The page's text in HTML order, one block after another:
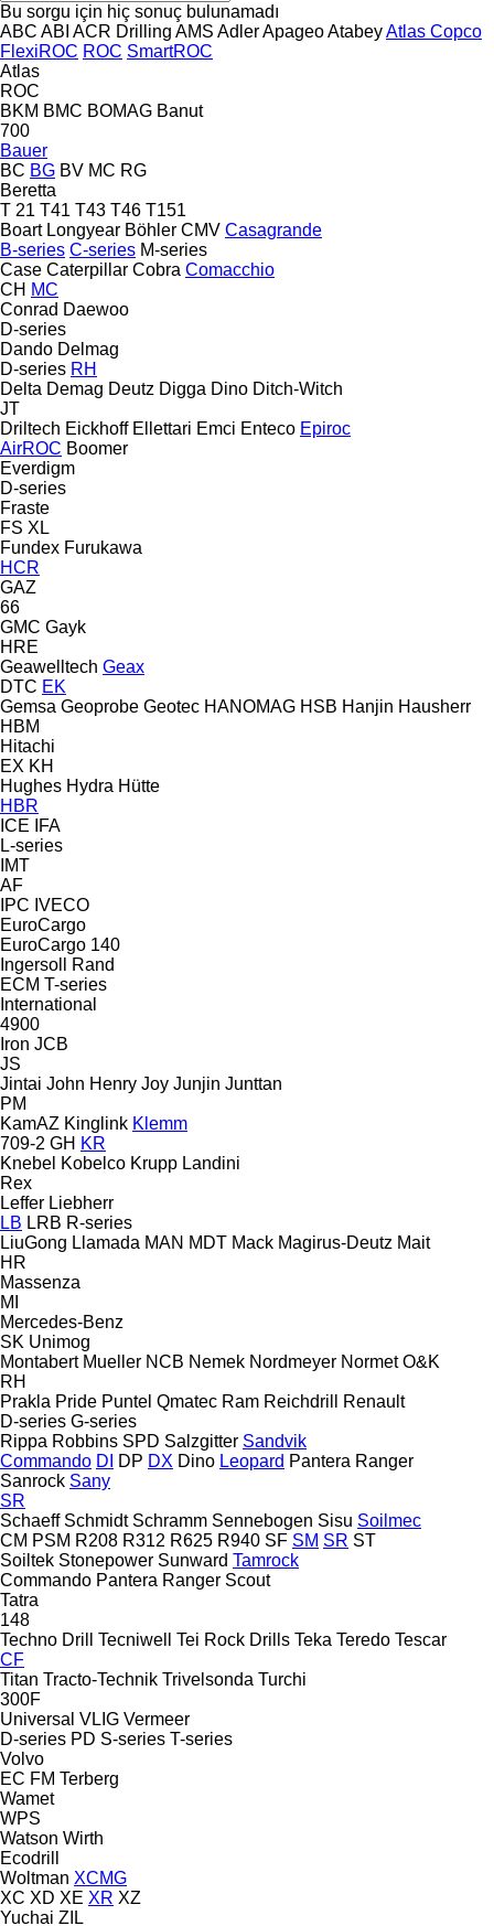
Bu sorgu için hiç sonuç bulunamadı
ABC ABI ACR Drilling AMS AdlerApageoAtabeyAtlas Copco
FlexiROC ROC SmartROC
Atlas
ROC
BKM BMC BOMAG Banut
700
Bauer
BC BG BV MC RG
Beretta
T 21 T41 T43 T46 T151
Boart Longyear Böhler CMV Casagrande
B-series C-series M-series
Case Caterpillar Cobra Comacchio
CH MC
Conrad Daewoo
D-series
Dando Delmag
D-series RH
Delta Demag Deutz Digga Dino Ditch-Witch
JT
Driltech Eickhoff Ellettari Emci Enteco Epiroc
AirROC Boomer
Everdigm
D-series
Fraste
FS XL
Fundex Furukawa
HCR
GAZ
66
GMC Gayk
HRE
Geawelltech Geax
DTC EK
Gemsa Geoprobe Geotec HANOMAG HSB Hanjin Hausherr
HBM
Hitachi
EX KH
Hughes Hydra Hütte
HBR
ICE
IFA
L-series
IMT
AF
IPC IVECO
EuroCargo
EuroCargo 140
Ingersoll Rand
ECM T-series
International
4900
Iron JCB
JS
Jintai John Henry Joy Junjin Junttan
PM
KamAZ Kinglink Klemm
709-2 GH KR
Knebel Kobelco Krupp Landini
Rex
Leffer Liebherr
LB LRB R-series
LiuGong Llamada MAN MDT Mack Magirus-Deutz Mait
HR
Massenza
MI
Mercedes-Benz
SK Unimog
Montabert Mueller NCB Nemek Nordmeyer Normet O&K
RH
Prakla Pride Puntel Qmatec Ram Reichdrill
Renault
D-series G-series
Rippa Robbins SPD Salzgitter Sandvik
Commando DI DP DX Dino Leopard Pantera Ranger
Sanrock Sany
SR
Schaeff Schmidt Schramm Sennebogen Sisu Soilmec
CM PSM R208 R312 R625 R940 SF SM SR ST
Soiltek Stonepower Sunward Tamrock
Commando Pantera Ranger Scout
Tatra
148
Techno Drill
Tecniwell Tei Rock Drills Teka Teredo Tescar
CF
Titan Tracto-Technik Trivelsonda Turchi
300F
Universal VLIG Vermeer
D-series PD S-series T-series
Volvo
EC FM Terberg
Wamet
WPS
Watson Wirth
Ecodrill
Woltman XCMG
XC XD XE XR XZ
Yuchai ZIL